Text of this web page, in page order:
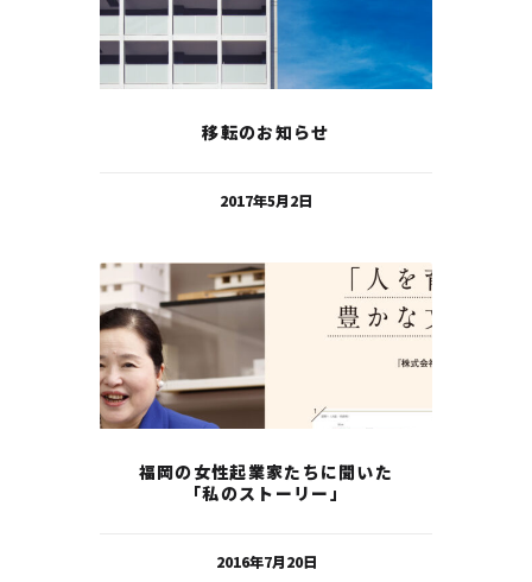
移転のお知らせ
2017年5月2日
福岡の女性起業家たちに聞いた
「私のストーリー」
2016年7月20日